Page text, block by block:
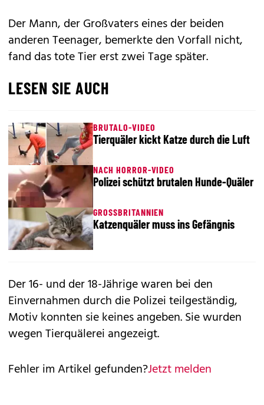
Der Mann, der Großvaters eines der beiden
anderen Teenager, bemerkte den Vorfall nicht,
fand das tote Tier erst zwei Tage später.
LESEN SIE AUCH
BRUTALO-VIDEO
Tierquäler kickt Katze durch die Luft
NACH HORROR-VIDEO
Polizei schützt brutalen Hunde-Quäler
GROSSBRITANNIEN
Katzenquäler muss ins Gefängnis
Der 16- und der 18-Jährige waren bei den
Einvernahmen durch die Polizei teilgeständig,
Motiv konnten sie keines angeben. Sie wurden
wegen Tierquälerei angezeigt.
Fehler im Artikel gefunden?Jetzt melden